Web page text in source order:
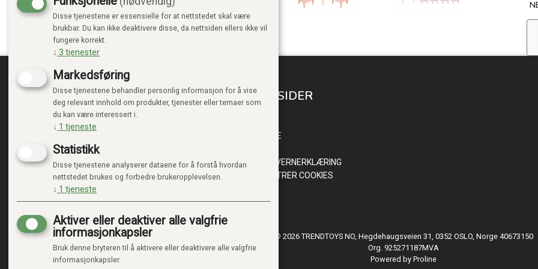
TRENDTOYS.NO
OM TRENDTOYS
GAVEKORT
MINE SIDER
NY KUNDE
PERSONVERNERKLÆRING
ADMINISTRER COOKIES
© 2026 TRENDTOYS NO, Hegdehaugsveien 31, 0352 OSLO, Norge 40673150
Org. 925271187MVA
Powered by Proline
Disse tjenestene er essensielle for at nettstedet skal være
brukbar. Du kan ikke deaktivere disse, da nettsiden ellers ikke vil
fungere korrekt.
↓ 3 tjenester
Markedsføring
Disse tjenestene behandler personlig informasjon for å vise
deg relevant innhold om produkter, tjenester eller temaer som
du kan være interessert i.
↓ 1 tjeneste
Statistikk
Disse tjenestene analyserer dataene for å forstå hvordan
nettstedet brukes og forbedre brukeropplevelsen.
↓ 1 tjeneste
Aktiver eller deaktiver alle valgfrie
informasjonkapsler
Bruk denne bryteren til å aktivere eller deaktivere alle valgfrie
informasjonkapsler.